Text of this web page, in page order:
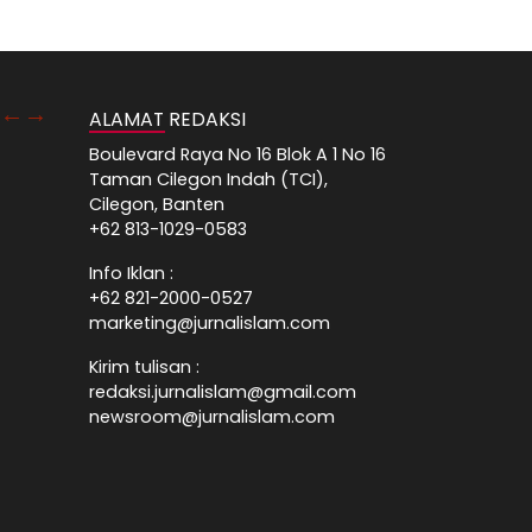
ALAMAT REDAKSI
Boulevard Raya No 16 Blok A 1 No 16
Taman Cilegon Indah (TCI),
Cilegon, Banten
+62 813-1029-0583
Info Iklan :
+62 821-2000-0527
marketing@jurnalislam.com
Kirim tulisan :
redaksi.jurnalislam@gmail.com
newsroom@jurnalislam.com